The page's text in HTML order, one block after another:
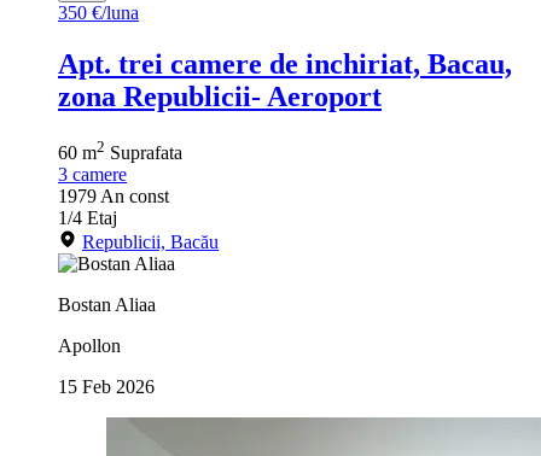
350 €/luna
Apt. trei camere de inchiriat, Bacau,
zona Republicii- Aeroport
60 m2 Suprafata
3 camere
1979 An const
1/4 Etaj
Republicii, Bacău
Bostan Aliaa
Apollon
15 Feb 2026